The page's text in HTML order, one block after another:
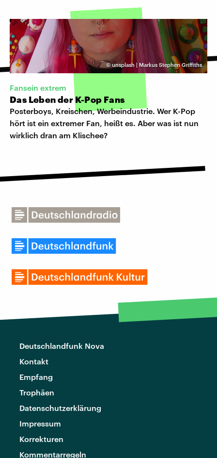
©unsplash | Markus Stephen Griffiths
Fansein extrem
Das Leben der K-Pop Fans
Posterboys, Kreischen, Werbeindustrie. Wer K-Pop
hört ist ein extremer Fan, heißt es. Aber was ist nun
wirklich dran am Klischee?
Deutschlandfunk Nova
Kontakt
Empfang
Trophäen
Datenschutzerklärung
Impressum
Korrekturen
Kommentarregeln